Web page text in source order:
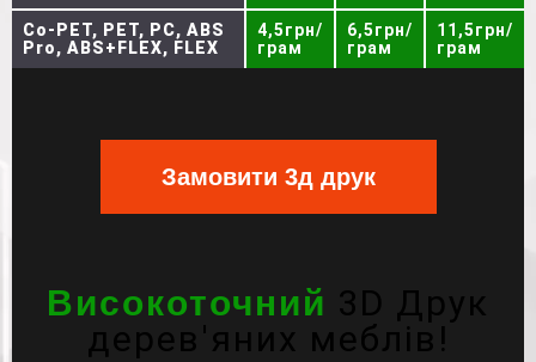
Co-PET, PET, PC, ABS
Pro, ABS+FLEX, FLEX
4,5грн/
грам
6,5грн/
грам
11,5грн/
грам
Замовити 3д друк
Високоточний 3D Друк
дерев'яних меблів!